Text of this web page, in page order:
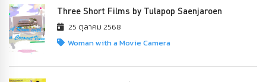
Three Short Films by Tulapop Saenjaroen
25 ตุลาคม 2568
Woman with a Movie Camera